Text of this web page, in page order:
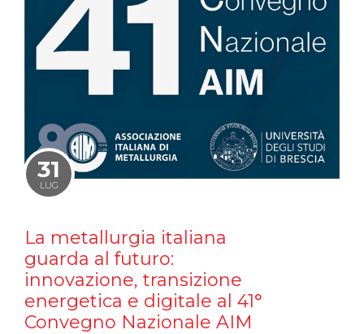
31
LUG
La metallurgia italiana
guarda al futuro:
innovazione, transizione
energetica e digitale al 41°
Convegno Nazionale AIM